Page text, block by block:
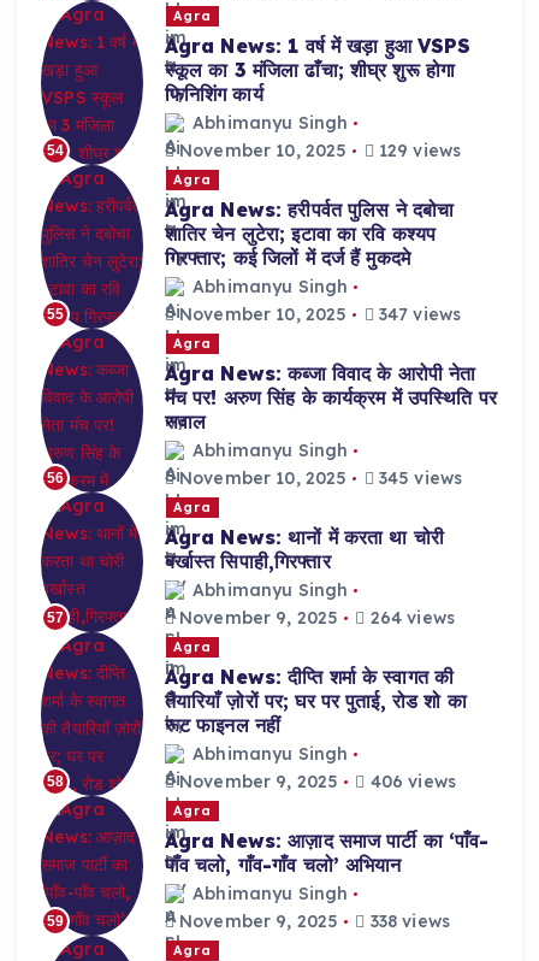
54
Agra
Agra News: 1 वर्ष में खड़ा हुआ VSPS
स्कूल का 3 मंजिला ढाँचा; शीघ्र शुरू होगा
फिनिशिंग कार्य
Abhimanyu Singh
November 10, 2025
129 views
55
Agra
Agra News: हरीपर्वत पुलिस ने दबोचा
शातिर चेन लुटेरा; इटावा का रवि कश्यप
गिरफ्तार; कई जिलों में दर्ज हैं मुकदमे
Abhimanyu Singh
November 10, 2025
347 views
56
Agra
Agra News: कब्जा विवाद के आरोपी नेता
मंच पर! अरुण सिंह के कार्यक्रम में उपस्थिति पर
सवाल
Abhimanyu Singh
November 10, 2025
345 views
57
Agra
Agra News: थानों में करता था चोरी
बर्खास्त सिपाही,गिरफ्तार
Abhimanyu Singh
November 9, 2025
264 views
58
Agra
Agra News: दीप्ति शर्मा के स्वागत की
तैयारियाँ ज़ोरों पर; घर पर पुताई, रोड शो का
रूट फाइनल नहीं
Abhimanyu Singh
November 9, 2025
406 views
59
Agra
Agra News: आज़ाद समाज पार्टी का ‘पाँव-
पाँव चलो, गाँव-गाँव चलो’ अभियान
Abhimanyu Singh
November 9, 2025
338 views
Agra